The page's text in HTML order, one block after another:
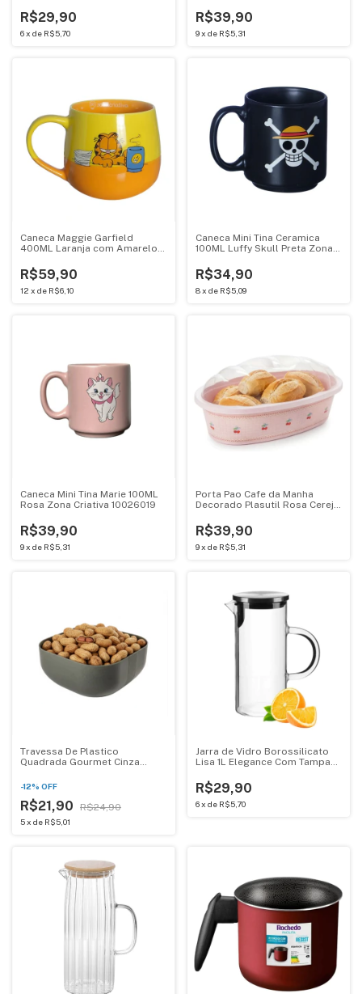
R$29,90
6x de R$5,70
R$39,90
9 x de R$5,31
Caneca Maggie Garfield
400ML Laranja com Amarelo
R$59,90
12 x de R$6,10
Caneca Mini Tina Ceramica
100ML Luffy Skull Preta Zona
R$34,90
8 x de R$5,09
Caneca Mini Tina Marie 100ML
Rosa Zona Criativa 10026019
R$39,90
9x de R$5,31
Porta Pao Cafe da Manha
Decorado Plasutil Rosa Cereja
4411
R$39,90
9 x de R$5,31
Travessa De Plastico
Quadrada Gourmet Cinza
-12% OFF
R$21,90 R$24,90
5x de R$5,01
Jarra de Vidro Borossilicato
Lisa 1L Elegance Com Tampa
R$29,90
6 x de R$5,70